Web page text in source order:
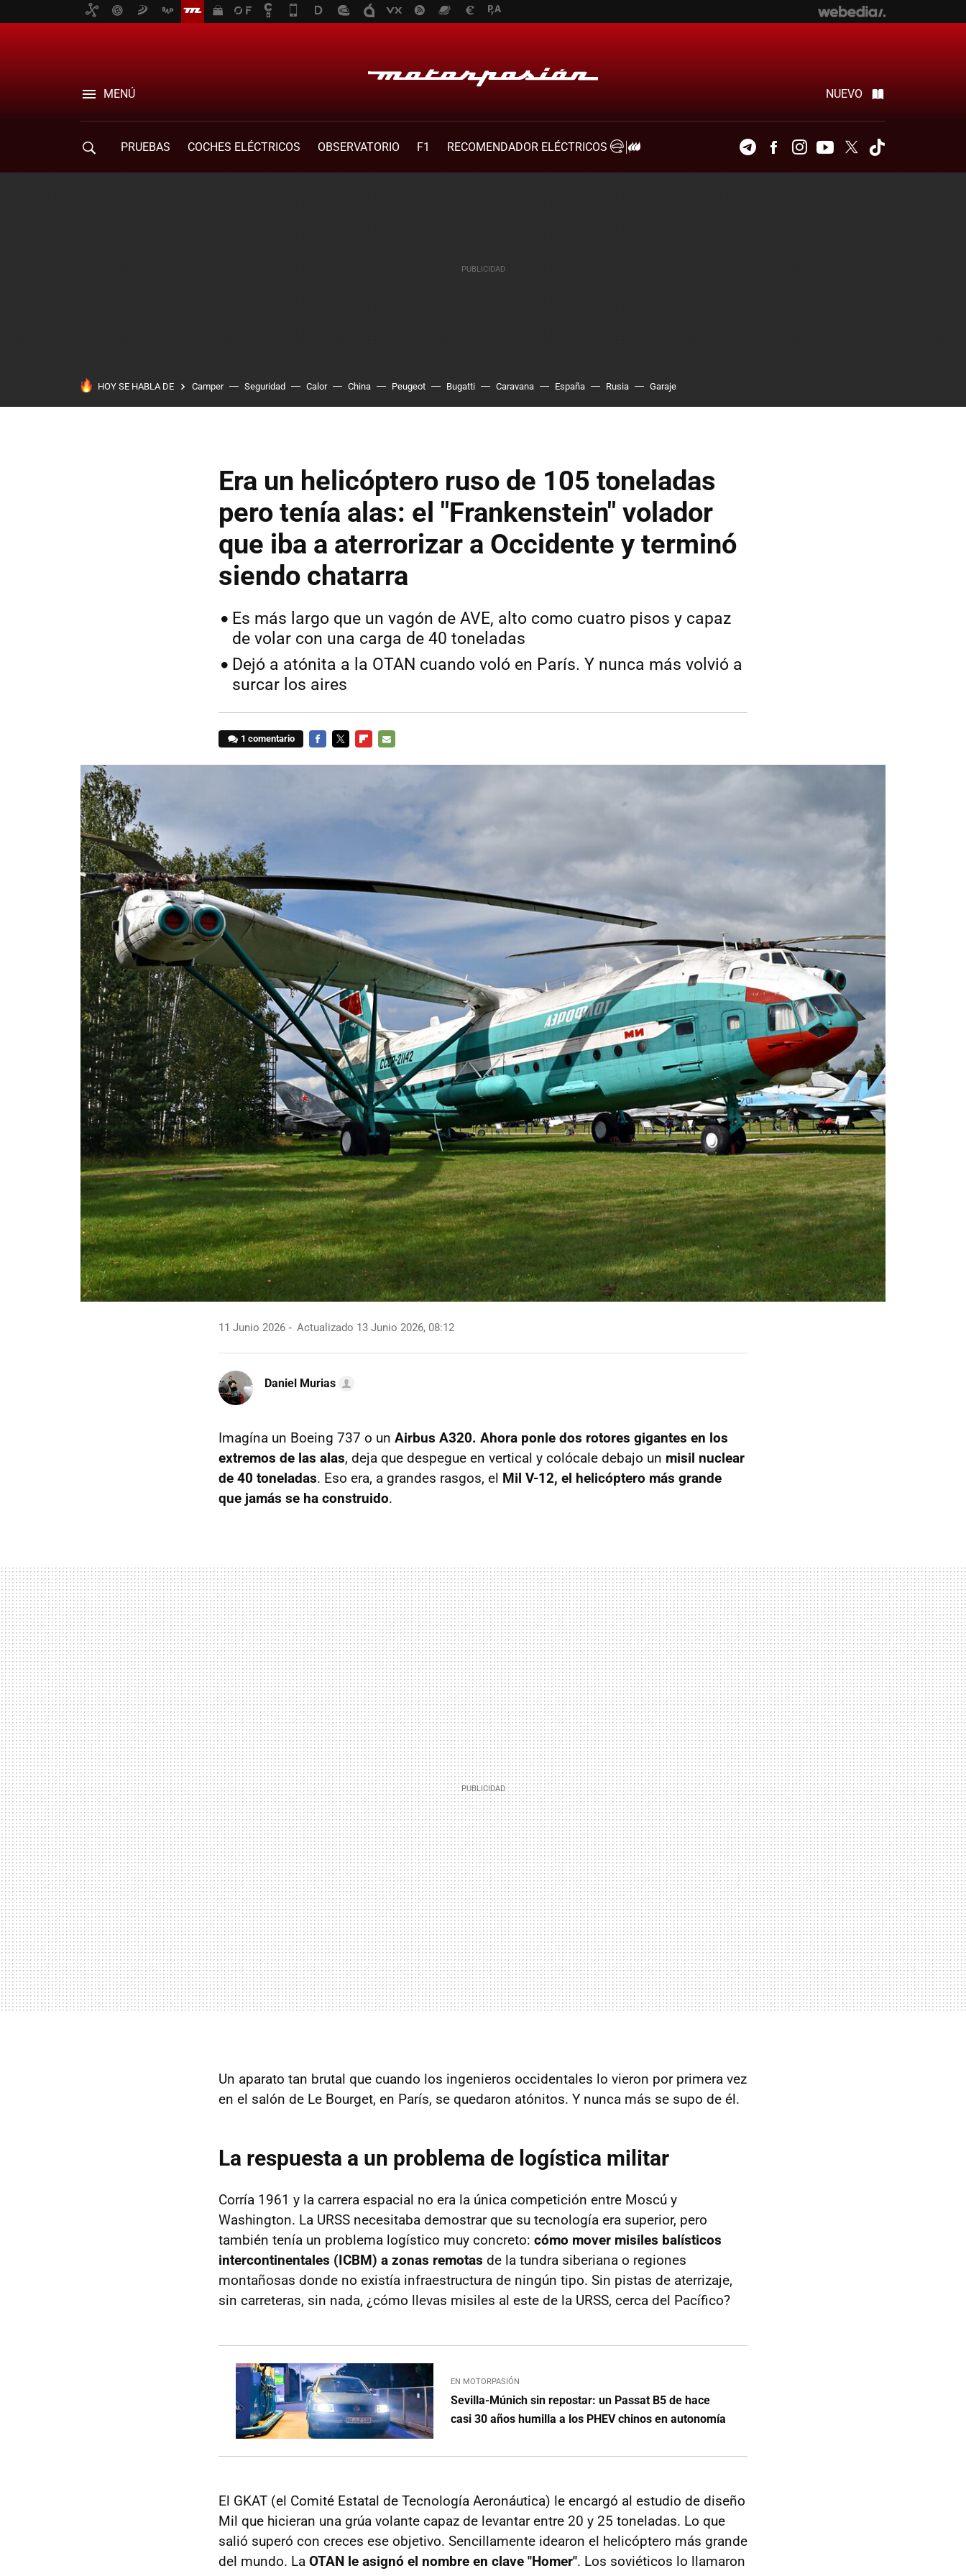
MENÚ NUEVO
PRUEBAS COCHES ELÉCTRICOS OBSERVATORIO F1
RECOMENDADOR ELÉCTRICOS
TelegramFacebookInstagramYoutubeTwitter
HOY SE HABLA DE Camper Seguridad Calor China Peugeot Bugatti Caravana España Rusia Garaje
Era un helicóptero ruso de 105 toneladas
pero tenía alas: el "Frankenstein" volador
que iba a aterrorizar a Occidente y terminó
siendo chatarra
Es más largo que un vagón de AVE, alto como cuatro pisos y capaz
de volar con una carga de 40 toneladas
Dejó a atónita a la OTAN cuando voló en París. Y nunca más volvió a
surcar los aires
1 comentario
11 Junio 2026 Actualizado 13 Junio 2026, 08:12
Daniel Murias
Imagína un Boeing 737 o un Airbus A320. Ahora ponle dos rotores gigantes en los
extremos de las alas, deja que despegue en vertical y colócale debajo un misil nuclear
de 40 toneladas. Eso era, a grandes rasgos, el Mil V-12, el helicóptero más grande
que jamás se ha construido.
Un aparato tan brutal que cuando los ingenieros occidentales lo vieron por primera vez
en el salón de Le Bourget, en París, se quedaron atónitos. Y nunca más se supo de él.
La respuesta a un problema de logística militar
Corría 1961 y la carrera espacial no era la única competición entre Moscú y
Washington. La URSS necesitaba demostrar que su tecnología era superior, pero
también tenía un problema logístico muy concreto: cómo mover misiles balísticos
intercontinentales (ICBM) a zonas remotas de la tundra siberiana o regiones
montañosas donde no existía infraestructura de ningún tipo. Sin pistas de aterrizaje,
sin carreteras, sin nada, ¿cómo llevas misiles al este de la URSS, cerca del Pacífico?
EN MOTORPASIÓN
Sevilla-Múnich sin repostar: un Passat B5 de hace
casi 30 años humilla a los PHEV chinos en autonomía
El GKAT (el Comité Estatal de Tecnología Aeronáutica) le encargó al estudio de diseño
Mil que hicieran una grúa volante capaz de levantar entre 20 y 25 toneladas. Lo que
salió superó con creces ese objetivo. Sencillamente idearon el helicóptero más grande
del mundo. La OTAN le asignó el nombre en clave "Homer". Los soviéticos lo llamaron